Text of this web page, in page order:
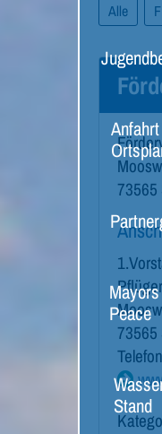
Peace
Stand
Alle F
73565
73565
Telefon